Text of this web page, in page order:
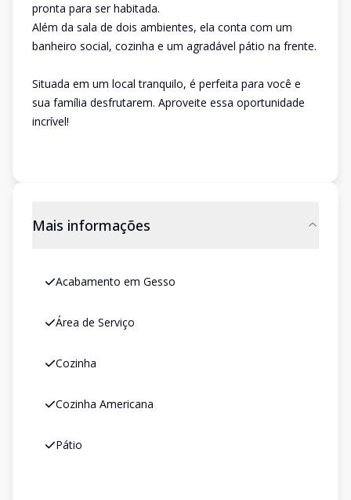
pronta para ser habitada.
Além da sala de dois ambientes, ela conta com um
banheiro social, cozinha e um agradável pátio na frente.
Situada em um local tranquilo, é perfeita para você e
sua família desfrutarem. Aproveite essa oportunidade
incrível!
Mais informações
Acabamento em Gesso
Área de Serviço
Cozinha
Cozinha Americana
Pátio